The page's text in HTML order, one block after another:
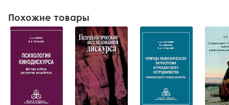
Похожие товары